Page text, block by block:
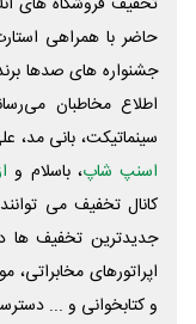
حاضر با همراهی
جشنواره های صدها
اطلاع مخاطبان
سینماتیکت، بانی مد،
اسنپ شاپ، باسلام و
کانال تخفیف می
جدیدترین تخفیف ها
اپراتورهای
و کتابخوانی و ...